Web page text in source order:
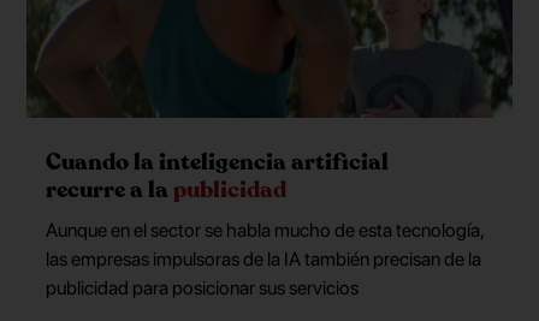
Cuando la inteligencia artificial
recurre a la publicidad
Aunque en el sector se habla mucho de esta tecnología,
las empresas impulsoras de la IA también precisan de la
publicidad para posicionar sus servicios